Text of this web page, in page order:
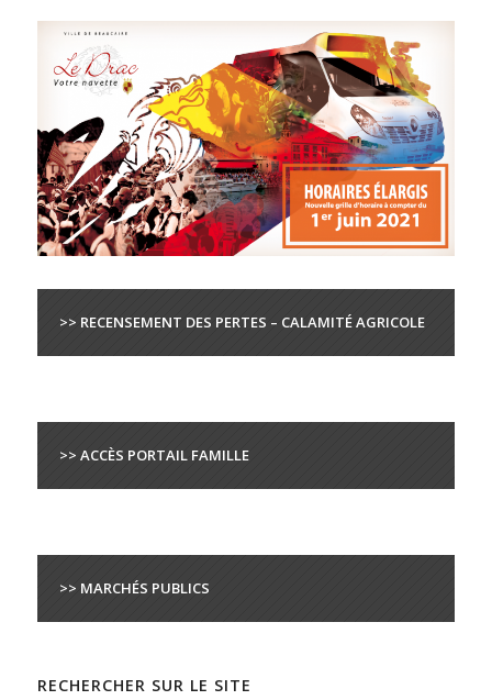
>> RECENSEMENT DES PERTES – CALAMITÉ AGRICOLE
>> ACCÈS PORTAIL FAMILLE
>> MARCHÉS PUBLICS
RECHERCHER SUR LE SITE